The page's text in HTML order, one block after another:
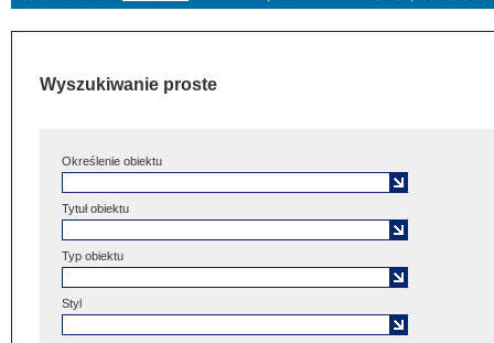
Wyszukiwanie proste
Określenie obiektu
Tytuł obiektu
Typ obiektu
Styl